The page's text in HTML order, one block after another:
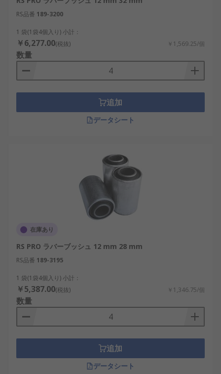
RS品番 189-3200
1 袋(1袋4個入り) 小計：
￥6,277.00(税抜) ￥1,569.25/個
数量
追加
データシート
在庫あり
RS PRO ラバーブッシュ 12 mm 28 mm
RS品番 189-3195
1 袋(1袋4個入り) 小計：
￥5,387.00(税抜) ￥1,346.75/個
数量
追加
データシート